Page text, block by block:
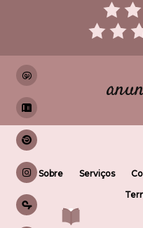
Sobre Serviços